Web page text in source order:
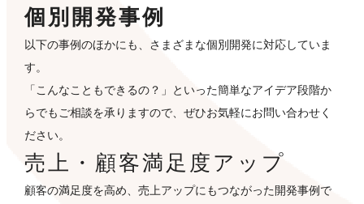
個別開発事例
以下の事例のほかにも、さまざまな個別開発に対応していま
す。
「こんなこともできるの？」といった簡単なアイデア段階か
らでもご相談を承りますので、ぜひお気軽にお問い合わせく
ださい。
売上・顧客満足度アップ
顧客の満足度を高め、売上アップにもつながった開発事例で